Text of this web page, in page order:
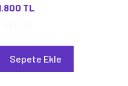
TL
Sepete Ekle